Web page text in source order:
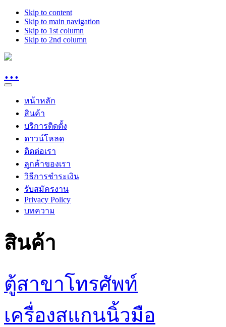
Skip to content
Skip to main navigation
Skip to 1st column
Skip to 2nd column
หน้าหลัก
สินค้า
บริการติดตั้ง
ดาวน์โหลด
ติดต่อเรา
ลูกค้าของเรา
วิธีการชำระเงิน
รับสมัครงาน
Privacy Policy
บทความ
สินค้า
ตู้สาขาโทรศัพท์
เครื่องสแกนนิ้วมือ